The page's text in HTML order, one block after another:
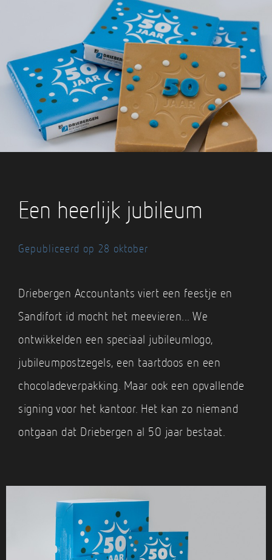
Een heerlijk jubileum
Gepubliceerd op 28 oktober
Driebergen Accountants viert een feestje en
Sandifort id mocht het meevieren... We
ontwikkelden een speciaal jubileumlogo,
jubileumpostzegels, een taartdoos en een
chocoladeverpakking. Maar ook een opvallende
signing voor het kantoor. Het kan zo niemand
ontgaan dat Driebergen al 50 jaar bestaat.